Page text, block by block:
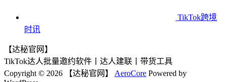
TikTok跨境
时讯
【达秘官网】
TikTok达人批量邀约软件丨达人建联丨带货工具
Copyright © 2026 【达秘官网】 AeroCore Powered by